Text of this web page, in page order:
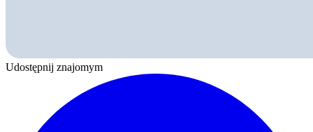
Udostępnij znajomym